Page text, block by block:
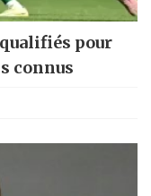
pour
connus